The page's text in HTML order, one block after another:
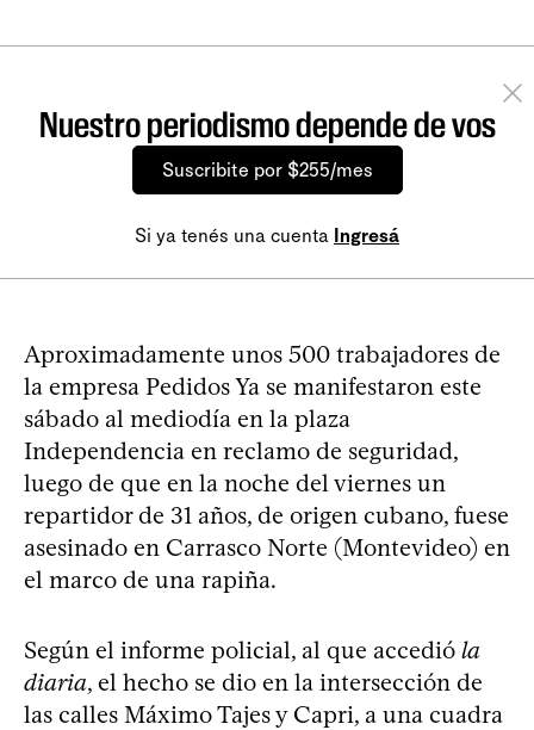
Nuestro periodismo depende de vos
Suscribite por $255/mes
Si ya tenés una cuenta Ingresá
Aproximadamente unos 500 trabajadores de
la empresa Pedidos Ya se manifestaron este
sábado al mediodía en la plaza
Independencia en reclamo de seguridad,
luego de que en la noche del viernes un
repartidor de 31 años, de origen cubano, fuese
asesinado en Carrasco Norte (Montevideo) en
el marco de una rapiña.
Según el informe policial, al que accedió la
diaria, el hecho se dio en la intersección de
las calles Máximo Tajes y Capri, a una cuadra